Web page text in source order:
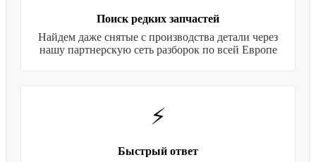
Поиск редких запчастей
Найдем даже снятые с производства детали через
нашу партнерскую сеть разборок по всей Европе
⚡
Быстрый ответ